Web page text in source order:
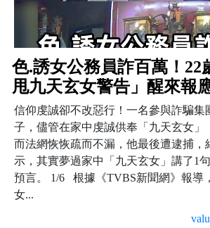
色.誘女公務員詐百萬！22
甩九天玄女警告」醒來報
信仰虔誠卻不改惡行！一名參與詐騙集
子，儘管在家中虔誠供奉「九天玄女」
而法網恢恢疏而不漏，他最後遭逮捕，
示，其實夢過家中「九天玄女」講了1
預言。 1/6 根據《TVBS新聞網》報導
女...